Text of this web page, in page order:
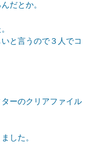
だとか。
と言うので３人でコ
ーのクリアファイル
した。